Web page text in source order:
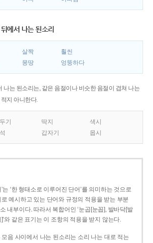
에서 나는 된소리
살짝
훨씬
몽땅 엉뚱하다
나는 된소리는, 같은 음절이나 비슷한 음절이 겹쳐 나는
지 아니한다.
기 딱지
색시
갑자기 몹시
는 ‘한 형태소로 이루어진 단어’를 의미하는 것으로
예시하고 있는 단어와 규정의 적용을 받는 부분
내부이다. 따라서 복합어인 ‘눈곱[눈꼽], 발바닥[발
와 같은 표기는 이 조항의 적용을 받지 않는다.
모음 사이에서 나는 된소리는 소리 나는 대로 적는